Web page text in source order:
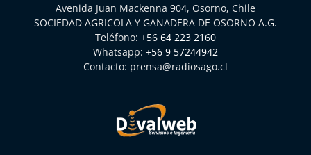
Avenida Juan Mackenna 904, Osorno, Chile
SOCIEDAD AGRICOLA Y GANADERA DE OSORNO A.G.
Teléfono: +56 64 223 2160
Whatsapp: +56 9 57244942
Contacto: prensa@radiosago.cl